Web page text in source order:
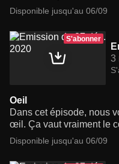
Disponible jusqu'au 06/09
S'abonner
3
Oeil
Dans cet épisode, nous
œil. Ça vaut vraiment le
Disponible jusqu'au 06/09